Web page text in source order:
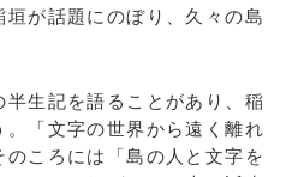
が話題にのぼり、久々の島
生記を語ることがあり、稲
「文字の世界から遠く離れ
ころには「島の人と文字を